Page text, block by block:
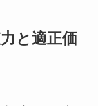
と適正価